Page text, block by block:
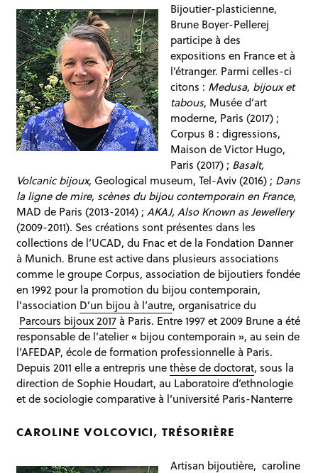
Bijoutier-plasticienne,
Brune Boyer-Pellerej
participe à des
expositions en France et à
l’étranger. Parmi celles-ci
citons : Medusa, bijoux et
tabous, Musée d’art
moderne, Paris (2017) ;
Corpus 8 : digressions,
Maison de Victor Hugo,
Paris (2017) ; Basalt,
Volcanic bijoux, Geological museum, Tel-Aviv (2016) ; Dans
la ligne de mire, scènes du bijou contemporain en France,
MAD de Paris (2013-2014) ;AKAJ, Also Known as Jewellery
(2009-2011). Ses créations sont présentes dans les
collections de l’UCAD, du Fnac et de la Fondation Danner
à Munich. Brune est active dans plusieurs associations
comme le groupe Corpus, association de bijoutiers fondée
en 1992 pour la promotion du bijou contemporain,
l’association D’un bijou à l’autre, organisatrice du
Parcours bijoux 2017à Paris. Entre 1997 et 2009 Brune a été
responsable de l’atelier « bijou contemporain », au sein de
l’AFEDAP, école de formation professionnelle à Paris.
Depuis 2011 elle a entrepris unethèse de doctorat, sous la
direction de Sophie Houdart, au Laboratoire d’ethnologie
et de sociologie comparative à l’université Paris-Nanterre
CAROLINE VOLCOVICI, TRÉSORIÈRE
Artisan bijoutière, caroline